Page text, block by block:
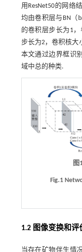
用ResNet50的网络
均由卷积层与BN（
的卷积层步长为1
步长为2，卷积核大
本文通过边界框识
域中总的种类.
图
Fig.1
1.2 图像变换和评
当存在矿物伴生情